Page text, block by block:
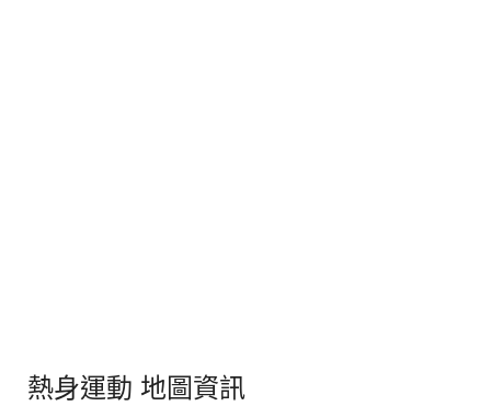
熱身運動 地圖資訊